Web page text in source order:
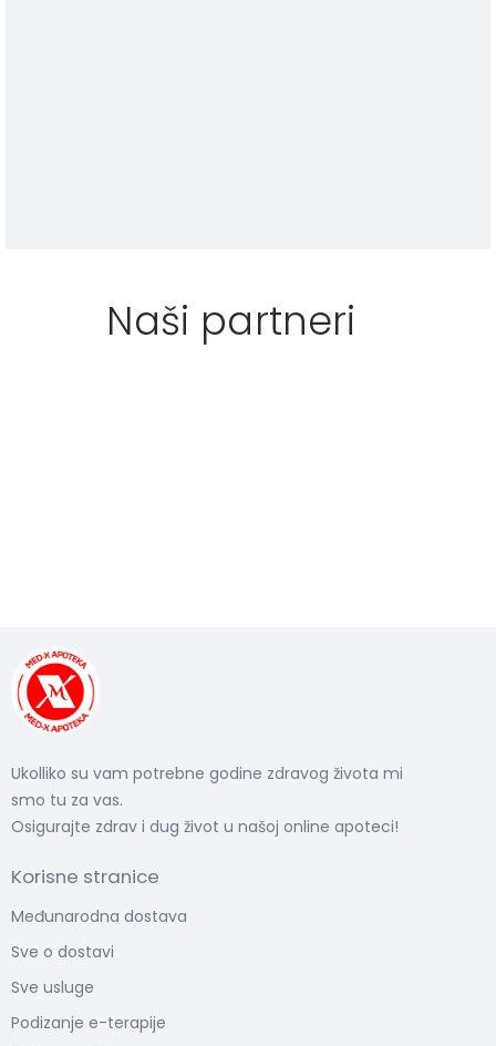
Naši partneri
Ukolliko su vam potrebne godine zdravog života mi
smo tu za vas.
Osigurajte zdrav i dug život u našoj online apoteci!
Korisne stranice
Međunarodna dostava
Sve o dostavi
Sve usluge
Podizanje e-terapije